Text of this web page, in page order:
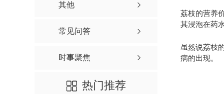
其他
常见问答
时事聚焦
热门推荐
荔枝的营养
其浸泡在药
虽然说荔枝
病的出现。